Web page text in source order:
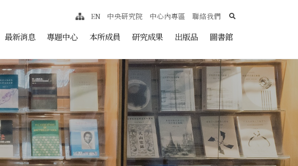
區塊/Main Content
最新消息 專題中心 本所成員 研究成果 出版品 圖書館
網站導覽
EN 中央研究院 中心內專區 聯絡我們 search